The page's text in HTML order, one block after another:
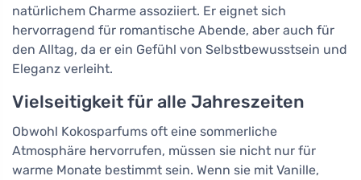
natürlichem Charme assoziiert. Er eignet sich
hervorragend für romantische Abende, aber auch für
den Alltag, da er ein Gefühl von Selbstbewusstsein und
Eleganz verleiht.
Vielseitigkeit für alle Jahreszeiten
Obwohl Kokosparfums oft eine sommerliche
Atmosphäre hervorrufen, müssen sie nicht nur für
warme Monate bestimmt sein. Wenn sie mit Vanille,